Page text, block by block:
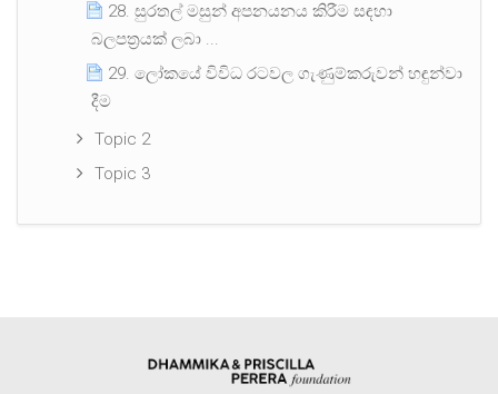
28. සුරතල් මසුන් අපනයනය කිරීම සඳහා
බලපත්‍රයක් ලබා ...
29. ලෝකයේ විවිධ රටවල ගැණුම්කරුවන් හඳුන්වා
දීම
Topic 2
Topic 3